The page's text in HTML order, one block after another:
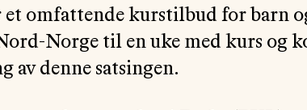
omfattende kurstilbud for barn
Norge til en uke med kurs og
av denne satsingen.